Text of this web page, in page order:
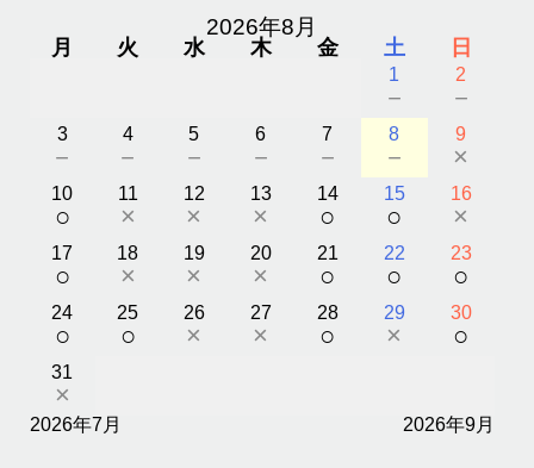
2026年8月
月 火 水 木 金 土 日
1
－
2
－
3
－
4
－
5
－
6
－
7
－
8
－
9
×
10
○
11
×
12
×
13
×
14
○
15
○
16
×
17
○
18
×
19
×
20
×
21
○
22
○
23
○
24
○
25
○
26
×
27
×
28
○
29
×
30
○
31
×
2026年7月 2026年9月